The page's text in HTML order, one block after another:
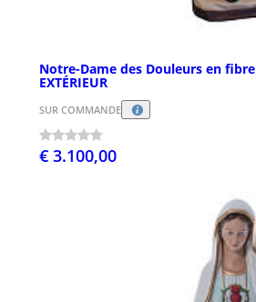
Notre-Dame des Douleurs en
EXTÉRIEUR
SUR COMMANDE
€ 3.100,00